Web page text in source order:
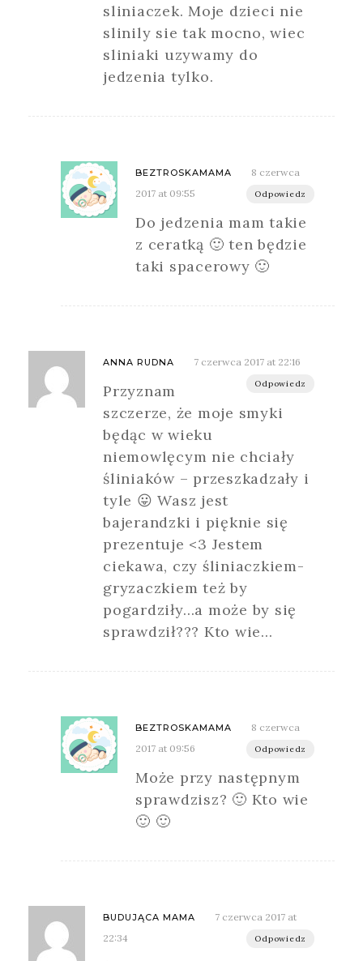
sliniaczek. Moje dzieci nie
slinily sie tak mocno, wiec
sliniaki uzywamy do
jedzenia tylko.
BEZTROSKAMAMA
8 czerwca
2017 at 09:55
Odpowiedz
Do jedzenia mam takie
z ceratką 🙂 ten będzie
taki spacerowy 🙂
ANNA RUDNA 7 czerwca 2017 at 22:16
Odpowiedz
Przyznam
szczerze, że moje smyki
będąc w wieku
niemowlęcym nie chciały
śliniaków – przeszkadzały i
tyle 😛 Wasz jest
bajerandzki i pięknie się
prezentuje <3 Jestem
ciekawa, czy śliniaczkiem-
gryzaczkiem też by
pogardziły…a może by się
sprawdził??? Kto wie…
BEZTROSKAMAMA
8 czerwca
2017 at 09:56
Odpowiedz
Może przy następnym
sprawdzisz? 🙂 Kto wie
🙂 🙂
BUDUJĄCA MAMA
7 czerwca 2017 at
22:34
Odpowiedz